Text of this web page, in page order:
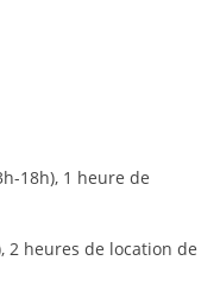
18h), 1 heure de
2 heures de location de